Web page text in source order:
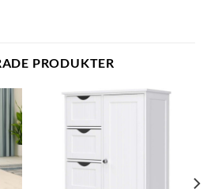
PRODUKTER